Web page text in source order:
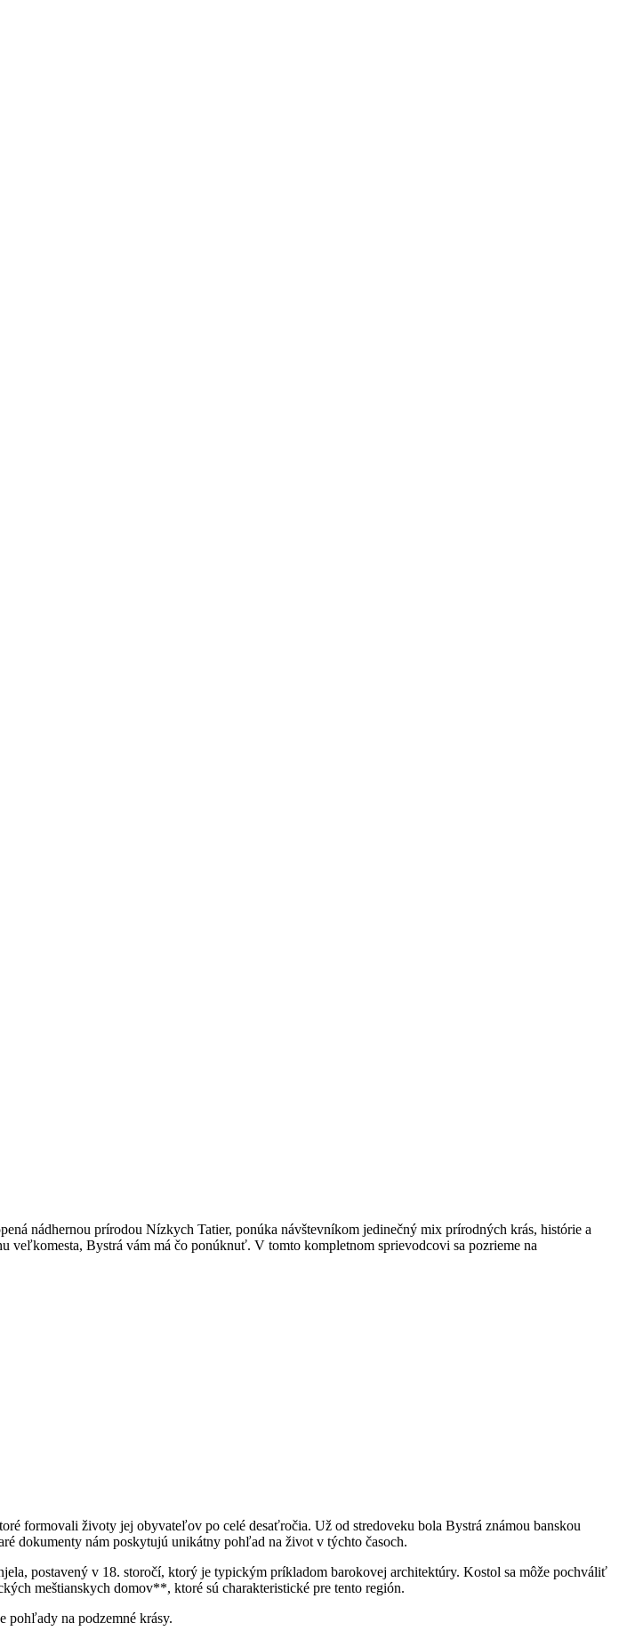
nádhernou prírodou Nízkych Tatier,​ ponúka návštevníkom jedinečný‍ mix⁢ prírodných ⁣krás,‍ histórie⁢ a
Bystrá vám má čo ponúknuť. V tomto ⁣kompletnom sprievodcovi sa ‌pozrieme na
formovali životy ‌jej obyvateľov po⁤ celé desaťročia. Už od stredoveku bola⁤ Bystrá známou banskou
dokumenty nám poskytujú unikátny pohľad na život v týchto časoch.
postavený v‌ 18. storočí, ktorý je typickým príkladom barokovej architektúry. ​Kostol sa môže pochváliť
meštianskych domov**, ktoré ⁤sú charakteristické pre tento⁤ región.
pohľady​ na ‍podzemné krásy.